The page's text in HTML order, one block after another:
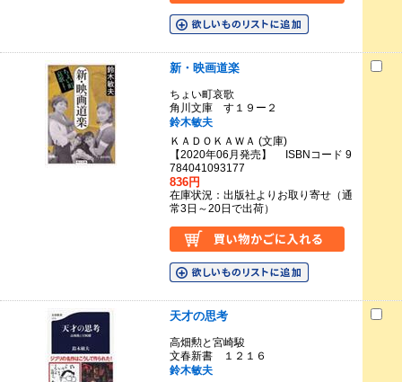
新・映画道楽
ちょい町哀歌
角川文庫 す１９ー２
鈴木敏夫
ＫＡＤＯＫＡＷＡ (文庫)
【2020年06月発売】 ISBNコード 9
784041093177
836円
在庫状況：出版社よりお取り寄せ（通
常3日～20日で出荷）
天才の思考
高畑勲と宮崎駿
文春新書 １２１６
鈴木敏夫